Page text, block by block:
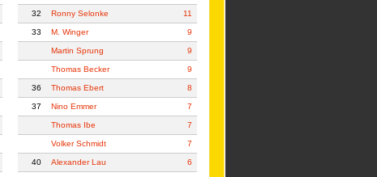
32 Ronny Selonke 11
33 M. Winger 9
Martin Sprung 9
Thomas Becker 9
36 Thomas Ebert 8
37 Nino Emmer 7
Thomas Ibe 7
Volker Schmidt 7
40 Alexander Lau 6